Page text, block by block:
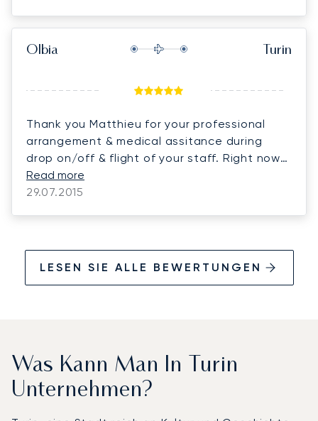
Olbia Turin
Thank you Matthieu for your professional
arrangement & medical assitance during
drop on/off & flight of your staff. Right now
my mother-in-law is having dinner in front of
me!
Read more
29.07.2015
LESEN SIE ALLE BEWERTUNGEN
Was Kann Man In Turin
Unternehmen?